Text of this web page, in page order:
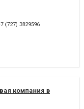
(727) 3829596
компания в